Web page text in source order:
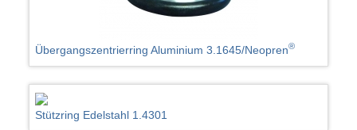
Übergangszentrierring Aluminium 3.1645/Neopren®
Stützring Edelstahl 1.4301